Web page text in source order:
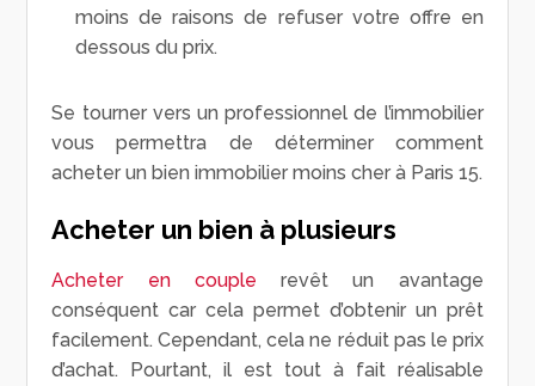
moins de raisons de refuser votre offre en
dessous du prix.
Se tourner vers un professionnel de l’immobilier
vous permettra de déterminer comment
acheter un bien immobilier moins cher à Paris 15.
Acheter un bien à plusieurs
Acheter en couple revêt un avantage
conséquent car cela permet d’obtenir un prêt
facilement. Cependant, cela ne réduit pas le prix
d’achat. Pourtant, il est tout à fait réalisable